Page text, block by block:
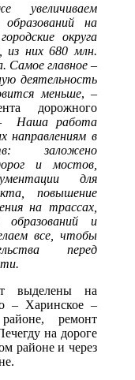
образований на
округа
из них 680 млн.
Самое главное –
деятельность
меньше, –
дорожного
Наша работа
направлениям в
заложено
и мостов,
для
повышение
на трассах,
образований и
все, чтобы
перед
выделены на
– Харинское –
ремонт
на дороге
районе и через